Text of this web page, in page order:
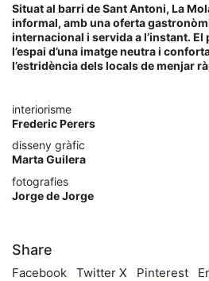
Situat al barri de Sant Antoni, La
informal, amb una oferta
internacional i servida a l’instant.
l’espai d’una imatge neutra i
l’estridència dels locals de menjar
interiorisme
Frederic Perers
disseny gràfic
Marta Guilera
fotografies
Jorge de Jorge
Share
Facebook Twitter X Pinterest